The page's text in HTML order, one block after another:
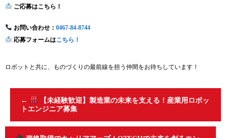
ご応募はこちら！
お問い合わせ： 0467-84-8744
応募フォームはこちら！
ロボットと共に、ものづくりの最前線を担う仲間をお待ちしています！
←
【未経験歓迎】製造業の未来を支える！産業用ロボッ
トエンジニア募集